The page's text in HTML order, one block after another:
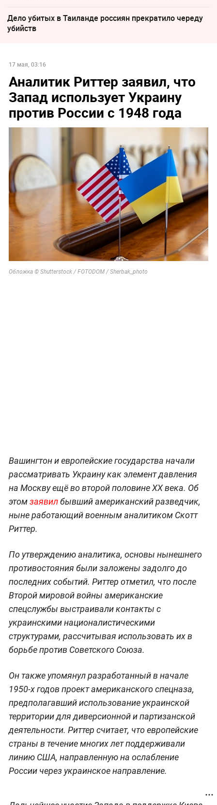
Дело убитых в Таиланде россиян прекратило череду
убийств
17 мая, 03:16
Аналитик Риттер заявил, что
Запад использует Украину
против России с 1948 года
Обложка © Shutterstock / FOTODOM / Sherbak_photo
Вашингтон и европейские государства начали
рассматривать Украину как элемент давления
на Москву ещё во второй половине XX века. Об
этомзаявилбывший американский разведчик,
ныне работающий военным аналитиком Скотт
Риттер.
По утверждению аналитика, основы нынешнего
противостояния были заложены задолго до
последних событий. Риттер отметил, что после
Второй мировой войны американские
спецслужбы выстраивали контакты с
украинскими националистическими
структурами, рассчитывая использовать их в
борьбе против Советского Союза.
Он также упомянул разработанный в начале
1950-х годов проект американского спецназа,
предполагавший использование украинской
территории для диверсионной и партизанской
деятельности. Риттер считает, что европейские
страны в течение многих лет поддерживали
линию США, направленную на ослабление
России через украинское направление.